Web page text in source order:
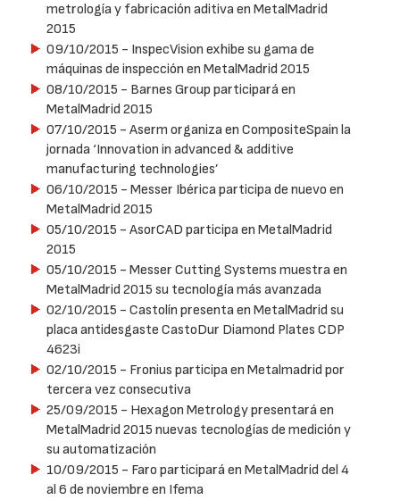
metrología y fabricación aditiva en MetalMadrid
2015
09/10/2015 - InspecVision exhibe su gama de
máquinas de inspección en MetalMadrid 2015
08/10/2015 - Barnes Group participará en
MetalMadrid 2015
07/10/2015 - Aserm organiza en CompositeSpain la
jornada ‘Innovation in advanced & additive
manufacturing technologies’
06/10/2015 - Messer Ibérica participa de nuevo en
MetalMadrid 2015
05/10/2015 - AsorCAD participa en MetalMadrid
2015
05/10/2015 - Messer Cutting Systems muestra en
MetalMadrid 2015 su tecnología más avanzada
02/10/2015 - Castolín presenta en MetalMadrid su
placa antidesgaste CastoDur Diamond Plates CDP
4623i
02/10/2015 - Fronius participa en Metalmadrid por
tercera vez consecutiva
25/09/2015 - Hexagon Metrology presentará en
MetalMadrid 2015 nuevas tecnologías de medición y
su automatización
10/09/2015 - Faro participará en MetalMadrid del 4
al 6 de noviembre en Ifema